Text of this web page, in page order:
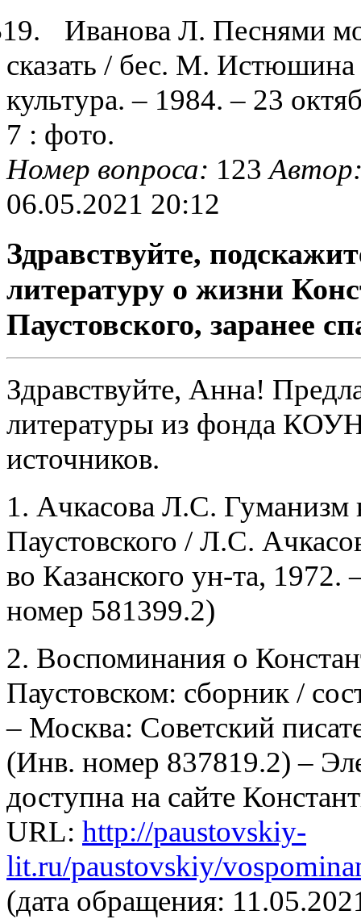
9.
Иванова Л. Песнями
сказать / бес. М. Истюшина
культура. – 1984. – 23
7 : фото.
Номер вопроса: 123
06.05.2021 20:12
Здравствуйте,
литературу о жизни
Паустовского, заранее
Здравствуйте, Анна!
литературы из фонда
источников.
1. Ачкасова Л.С. Гуманизм
Паустовского / Л.С.
во Казанского ун-та, 1972.
номер 581399.2)
2. Воспоминания о
Паустовском: сборник /
– Москва: Советский
(Инв. номер 837819.2) –
доступна на сайте
URL: http://paustovskiy-
lit.ru/paustovskiy/
(дата обращения: